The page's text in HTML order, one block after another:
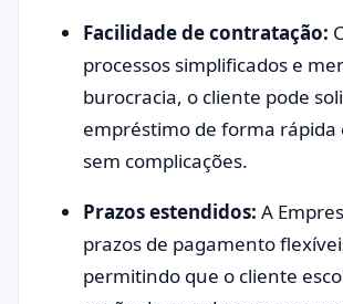
Facilidade de contratação:
processos simplificados e
burocracia, o cliente pode
empréstimo de forma rápida
sem complicações.
Prazos estendidos: A
prazos de pagamento
permitindo que o cliente